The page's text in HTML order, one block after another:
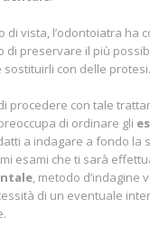
di vista, l’odontoiatra ha
di preservare il più
con delle protesi.
procedere con tale
di ordinare gli
a indagare a fondo la
esami che ti sarà
, metodo d’indagine
di un eventuale